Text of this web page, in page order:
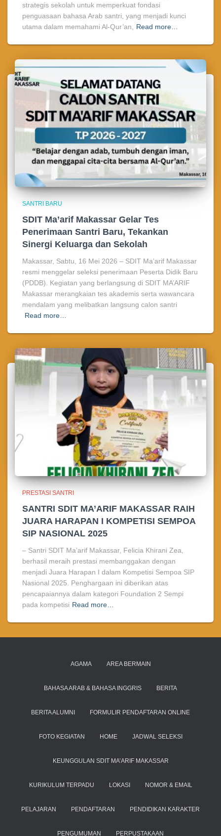
strategis sekolah untuk memperkuat fondasi
penguasaan bahasa Arab santri, yang menjadi kunci
utama dalam memahami Al-Qur’an,
Read more…
SANTRI BARU
SDIT Ma’arif Makassar Gelar Tes
Penerimaan Santri Baru, Tekankan
Sinergi Keluarga dan Sekolah
Makassar, Sabtu, 16 Mei 2026 – SDIT Ma’arif Makassar
resmi menggelar seleksi penerimaan Peserta Didik Baru
(PDDB). Kegiatan yang berlangsung di SDIT MA’ARIF
Makassar merangkaian tes akademis serta wawancara
mendalam yang melibatkan langsung calon santri
Read more…
PRESTASI SANTRI
SANTRI SDIT MA’ARIF MAKASSAR RAIH
JUARA HARAPAN I KOMPETISI SEMPOA
SIP NASIONAL 2025
– Santri SDIT Ma’arif Makassar, Felicia Khirani Zea,
berhasil meraih prestasi membanggakan dengan
menjadi Juara Harapan I dalam Kompetisi Sempoa SIP
Nasional 2025. Penghargaan ini diberikan atas
pencapaiannya dalam kategori Foundation 2 Sempi
pada kompetisi Read more…
AGAMA AREA BERMAIN
BAHASA ARAB & BAHASA INGGRIS BERITA
BERITA ALUMNI FORMULIR PENDAFTARAN ONLINE
FOTO KEGIATAN HOME JADWAL SELEKSI
KEUNGGULAN SDIT MA’ARIF MAKASSAR
KURIKULUM TERPADU LOKASI NOMOR & EMAIL
PELAJARAN PENDAFTARAN PENDIDIKAN KARAKTER
PENGUMUMAN PERPUSTAKAAN